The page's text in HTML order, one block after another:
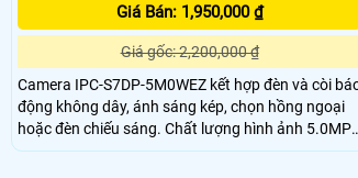
Giá Bán: 1,950,000 ₫
Giá gốc: 2,200,000 ₫
Camera IPC-S7DP-5M0WEZ kết hợp đèn và còi
động không dây, ánh sáng kép, chọn hồng ngoại
hoặc đèn chiếu sáng. Chất lượng hình ảnh 5.0MP
tiết kiệm băng thông và chi phí, giám sát ban đêm